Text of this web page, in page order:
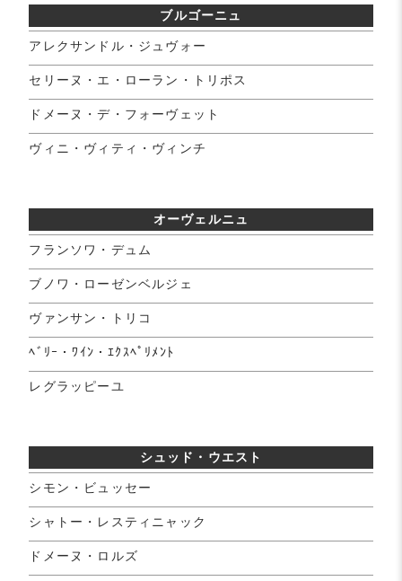
ブルゴーニュ
アレクサンドル・ジュヴォー
セリーヌ・エ・ローラン・トリポス
ドメーヌ・デ・フォーヴェット
ヴィニ・ヴィティ・ヴィンチ
オーヴェルニュ
フランソワ・デュム
ブノワ・ローゼンベルジェ
ヴァンサン・トリコ
ﾍﾞﾘｰ・ﾜｲﾝ・ｴｸｽﾍﾟﾘﾒﾝﾄ
レグラッピーユ
シュッド・ウエスト
シモン・ビュッセー
シャトー・レスティニャック
ドメーヌ・ロルズ